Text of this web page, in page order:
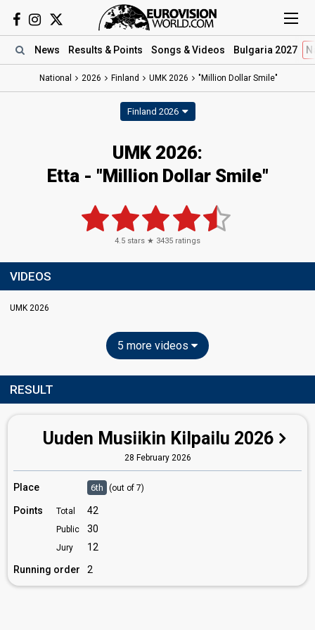
News Results & Points Songs & Videos Bulgaria 2027
National 2026 Finland UMK 2026 "Million Dollar Smile"
Finland 2026
UMK 2026:
Etta- "Million Dollar Smile"
4.5 stars ★ 3435 ratings
VIDEOS
UMK 2026
5 more videos
RESULT
Uuden Musiikin Kilpailu 2026
28 February 2026
Place 6th (out of 7)
Points Total 42
Public 30
Jury
12
Running order
2